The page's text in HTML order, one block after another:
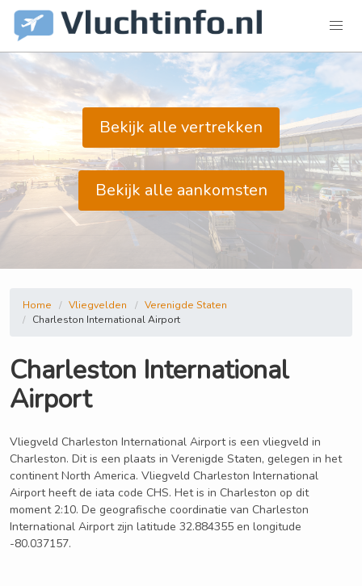
Bekijk alle vertrekken
Bekijk alle aankomsten
Home Vliegvelden
Verenigde Staten
Charleston International Airport
Charleston International
Airport
Vliegveld Charleston International Airport is een vliegveld in
Charleston. Dit is een plaats in Verenigde Staten, gelegen in het
continent North America. Vliegveld Charleston International
Airport heeft de iata code CHS. Het is in Charleston op dit
moment 2:10. De geografische coordinatie van Charleston
International Airport zijn latitude 32.884355 en longitude
-80.037157.